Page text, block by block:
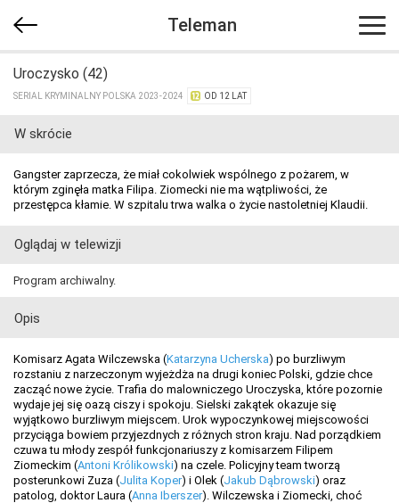
Teleman
Uroczysko (42)
SERIAL KRYMINALNY POLSKA 2023-2024 OD 12 LAT
W skrócie
Gangster zaprzecza, że miał cokolwiek wspólnego z pożarem, w
którym zginęła matka Filipa. Ziomecki nie ma wątpliwości, że
przestępca kłamie. W szpitalu trwa walka o życie nastoletniej Klaudii.
Oglądaj w telewizji
Program archiwalny.
Opis
Komisarz Agata Wilczewska (Katarzyna Ucherska) po burzliwym
rozstaniu z narzeczonym wyjeżdża na drugi koniec Polski, gdzie chce
zacząć nowe życie. Trafia do malowniczego Uroczyska, które pozornie
wydaje jej się oazą ciszy i spokoju. Sielski zakątek okazuje się
wyjątkowo burzliwym miejscem. Urok wypoczynkowej miejscowości
przyciąga bowiem przyjezdnych z różnych stron kraju. Nad porządkiem
czuwa tu młody zespół funkcjonariuszy z komisarzem Filipem
Ziomeckim (Antoni Królikowski) na czele. Policyjny team tworzą
posterunkowi Zuza (Julita Koper) i Olek (Jakub Dąbrowski) oraz
patolog, doktor Laura (Anna Iberszer). Wilczewska i Ziomecki, choć